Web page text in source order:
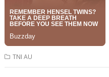
TNI AU